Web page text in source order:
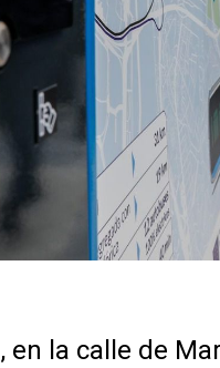
en la calle de